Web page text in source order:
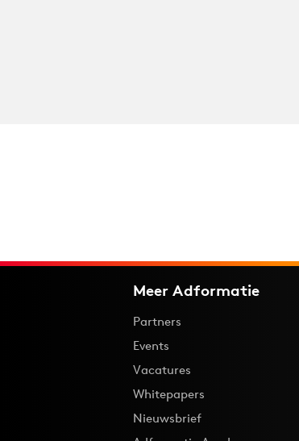
Meer Adformatie
Partners
Events
Vacatures
Whitepapers
Nieuwsbrief